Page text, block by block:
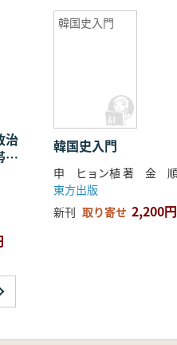
治
の
韓国史入門
韓国史入門
東方出版
新刊 取り寄せ 2,200円